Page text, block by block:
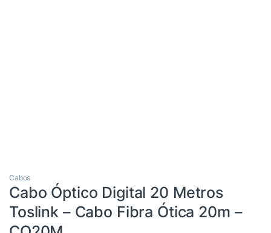
Cabos
Cabo Óptico Digital 20 Metros
Toslink – Cabo Fibra Ótica 20m –